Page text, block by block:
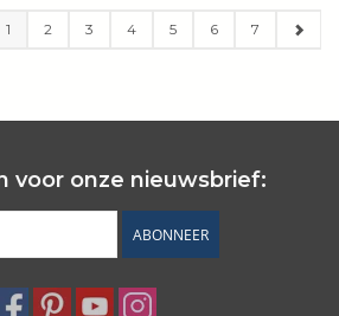
1 2 3 4 5 6 7
voor onze nieuwsbrief:
ABONNEER